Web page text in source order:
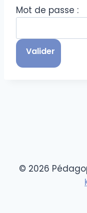
Mot de passe :
© 2026